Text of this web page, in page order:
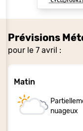
Prévisions
pour le 7 avril :
Matin
nuageux